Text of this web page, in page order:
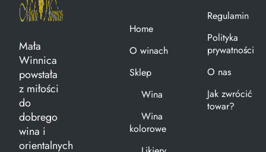
Mała
Winnica
powstała
z miłości
do
dobrego
wina i
orientalnych
Home
O winach
Sklep
Wina
Wina
kolorowe
Regulamin
Polityka
prywatności
O nas
Jak zwrócić
towar?